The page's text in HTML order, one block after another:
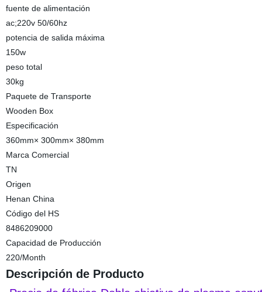
fuente de alimentación
ac;220v 50/60hz
potencia de salida máxima
150w
peso total
30kg
Paquete de Transporte
Wooden Box
Especificación
360mm× 300mm× 380mm
Marca Comercial
TN
Origen
Henan China
Código del HS
8486209000
Capacidad de Producción
220/Month
Descripción de Producto